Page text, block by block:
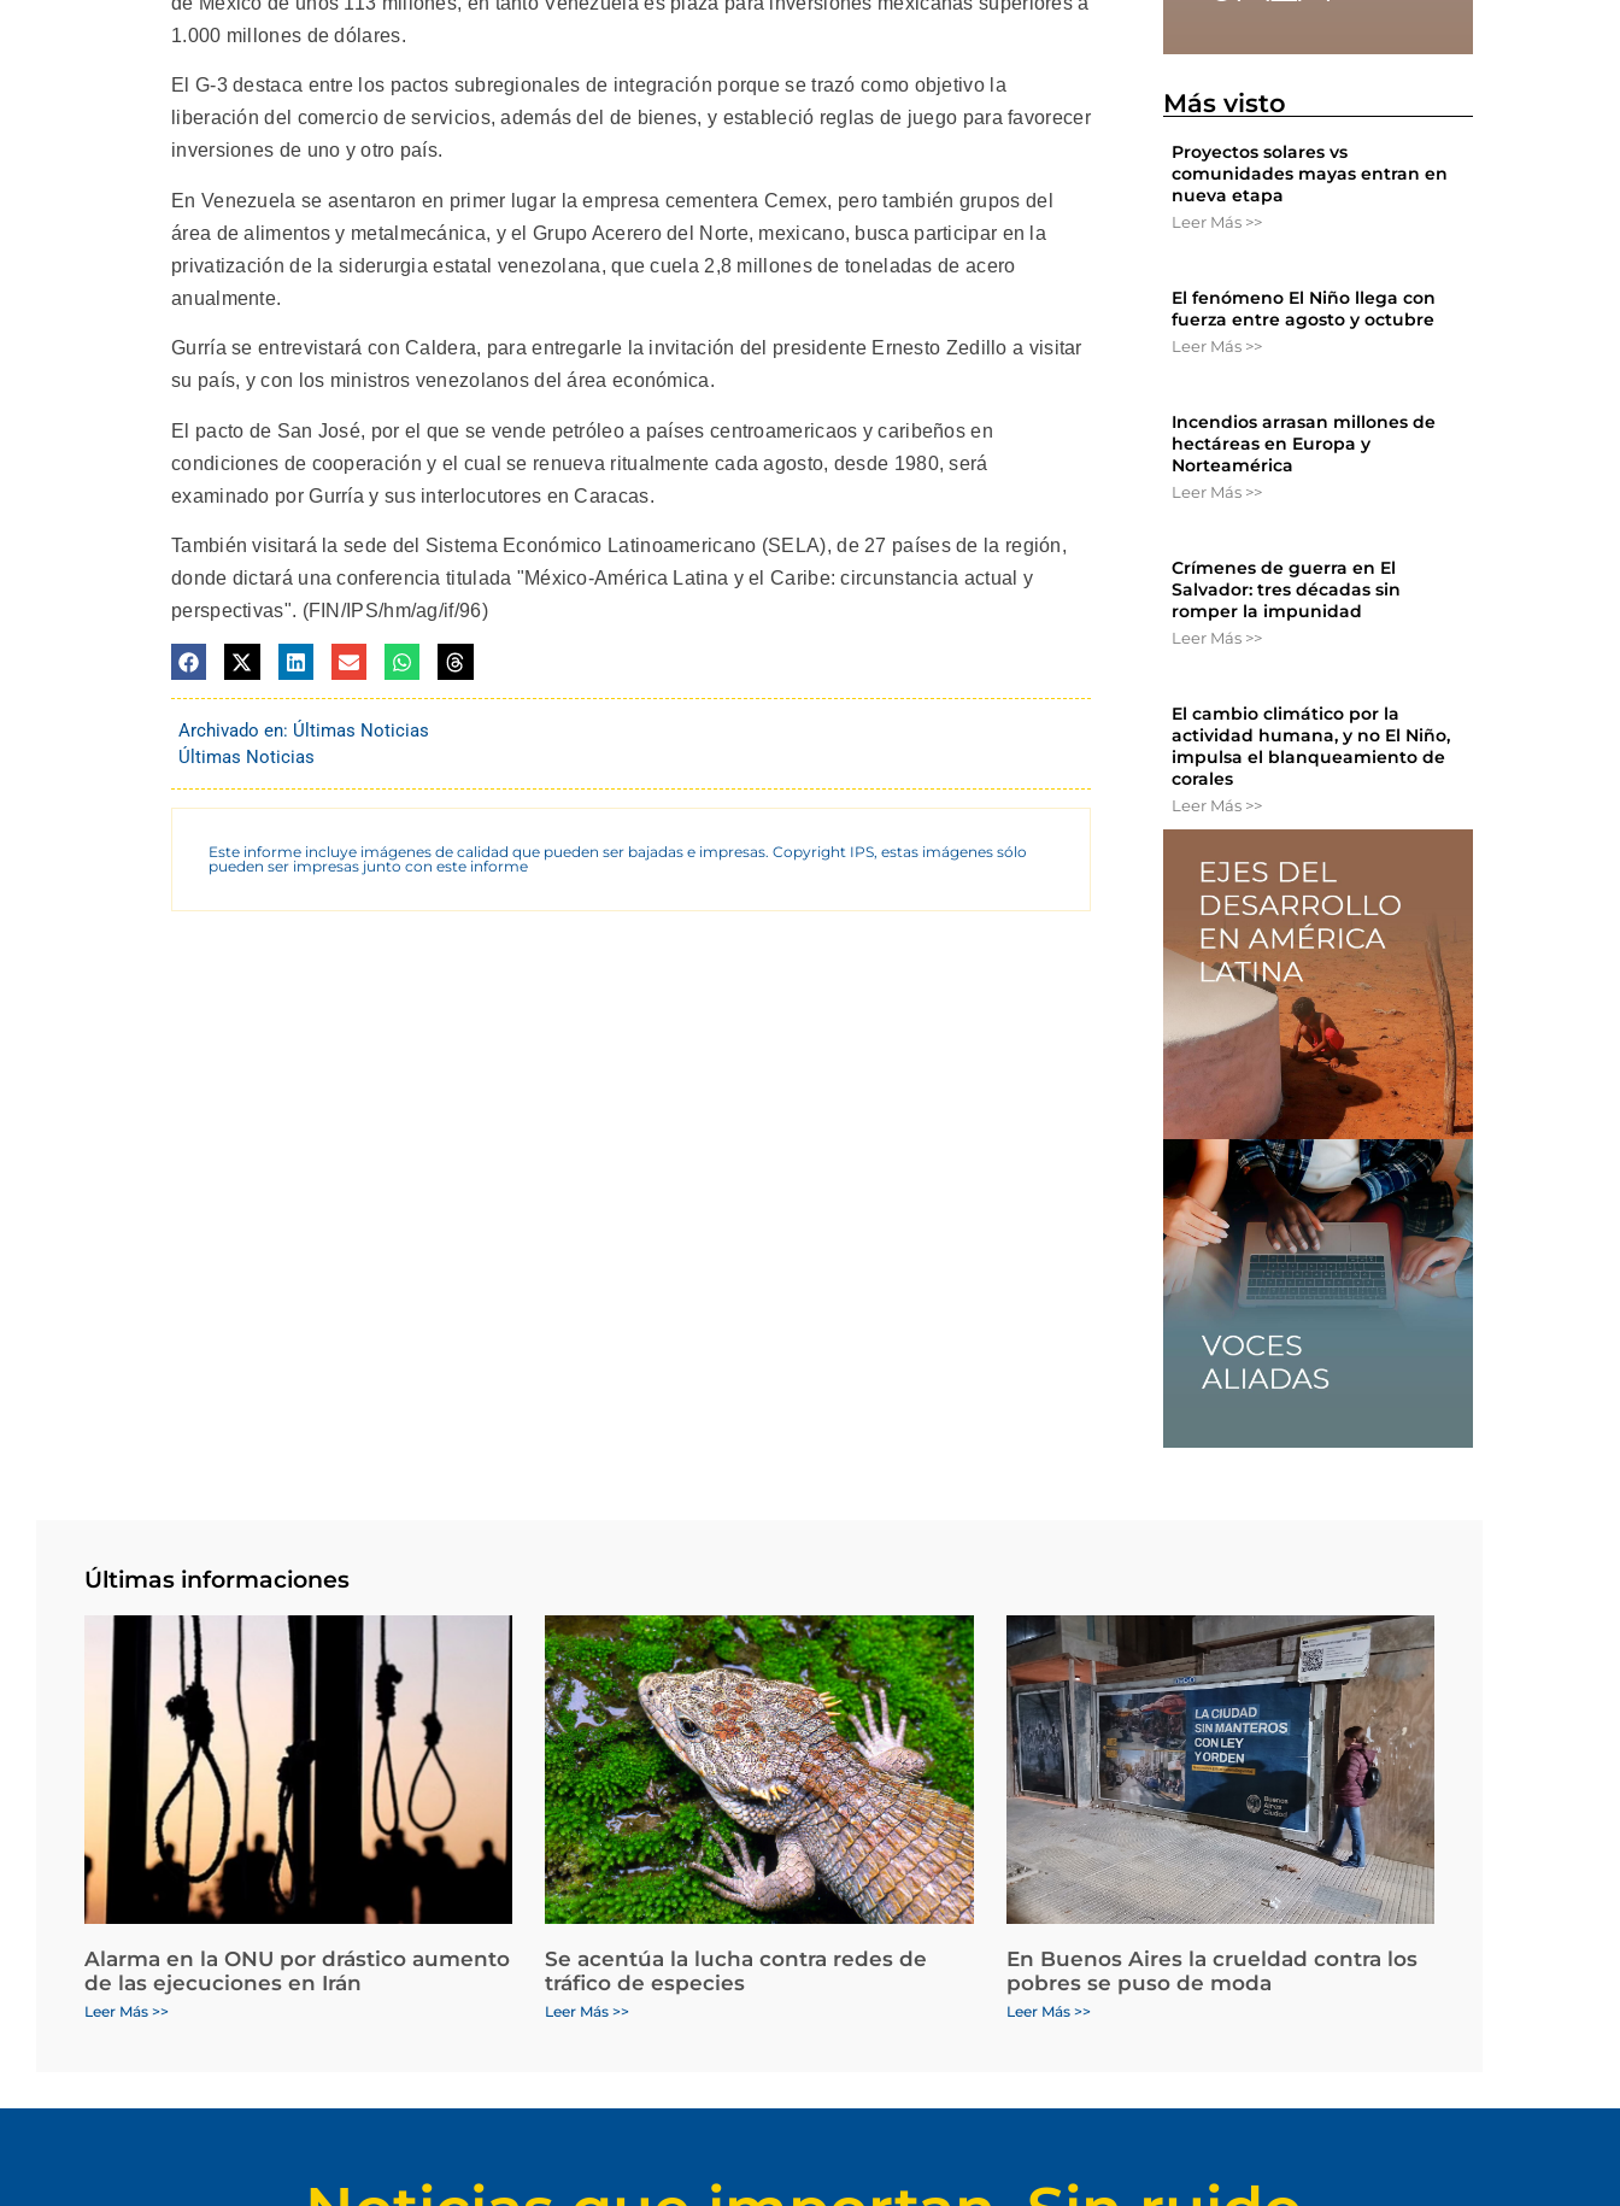
1.000 millones de dólares.
El G-3 destaca entre los pactos subregionales de integración porque se trazó como objetivo la
liberación del comercio de servicios, además del de bienes, y estableció reglas de juego para favorecer
inversiones de uno y otro país.
En Venezuela se asentaron en primer lugar la empresa cementera Cemex, pero también grupos del
área de alimentos y metalmecánica, y el Grupo Acerero del Norte, mexicano, busca participar en la
privatización de la siderurgia estatal venezolana, que cuela 2,8 millones de toneladas de acero
anualmente.
Gurría se entrevistará con Caldera, para entregarle la invitación del presidente Ernesto Zedillo a visitar
su país, y con los ministros venezolanos del área económica.
El pacto de San José, por el que se vende petróleo a países centroamericaos y caribeños en
condiciones de cooperación y el cual se renueva ritualmente cada agosto, desde 1980, será
examinado por Gurría y sus interlocutores en Caracas.
También visitará la sede del Sistema Económico Latinoamericano (SELA), de 27 países de la región,
donde dictará una conferencia titulada "México-América Latina y el Caribe: circunstancia actual y
perspectivas". (FIN/IPS/hm/ag/if/96)
Archivado en: Últimas Noticias
Últimas Noticias
Este informe incluye imágenes de calidad que pueden ser bajadas e impresas. Copyright IPS, estas imágenes sólo
pueden ser impresas junto con este informe
Más visto
Proyectos solares vs
comunidades mayas entran en
nueva etapa
Leer Más >>
El fenómeno El Niño llega con
fuerza entre agosto y octubre
Leer Más >>
Incendios arrasan millones de
hectáreas en Europa y
Norteamérica
Leer Más >>
Crímenes de guerra en El
Salvador: tres décadas sin
romper la impunidad
Leer Más >>
El cambio climático por la
actividad humana, y no El Niño,
impulsa el blanqueamiento de
corales
Leer Más >>
Últimas informaciones
Alarma en la ONU por drástico aumento
de las ejecuciones en Irán
Leer Más >>
Se acentúa la lucha contra redes de
tráfico de especies
Leer Más >>
En Buenos Aires la crueldad contra los
pobres se puso de moda
Leer Más >>